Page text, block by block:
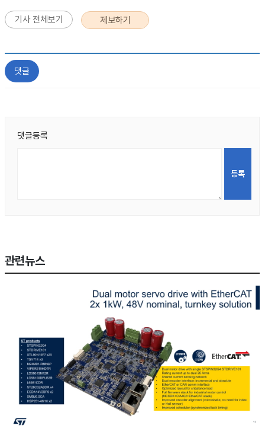
기사 전체보기 제보하기
댓글
댓글등록
관련뉴스